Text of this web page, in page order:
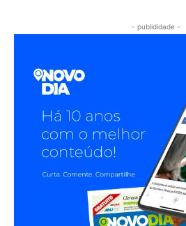
- publididade -